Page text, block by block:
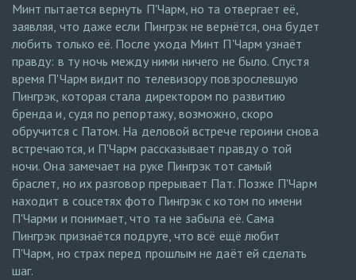
Минт пытается вернуть П'Чарм, но та отвергает её,
заявляя, что даже если Пингрэк не вернётся, она будет
любить только её. После ухода Минт П'Чарм узнаёт
правду: в ту ночь между ними ничего не было. Спустя
время П'Чарм видит по телевизору повзрослевшую
Пингрэк, которая стала директором по развитию
бренда и, судя по репортажу, возможно, скоро
обручится с Патом. На деловой встрече героини снова
встречаются, и П'Чарм рассказывает правду о той
ночи. Она замечает на руке Пингрэк тот самый
браслет, но их разговор прерывает Пат. Позже П'Чарм
находит в соцсетях фото Пингрэк с котом по имени
П'Чарми и понимает, что та не забыла её. Сама
Пингрэк признаётся подруге, что всё ещё любит
П'Чарм, но страх перед прошлым не даёт ей сделать
шаг.